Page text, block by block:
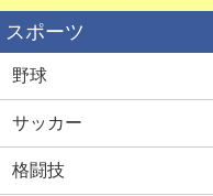
スポーツ
野球
サッカー
格闘技